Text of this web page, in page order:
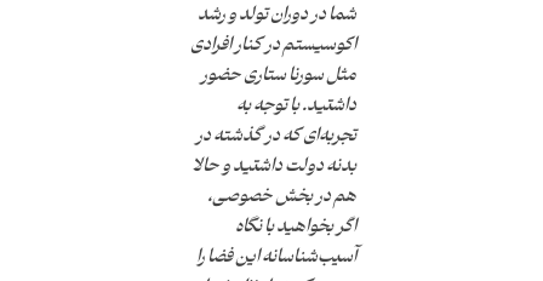
شما در دوران تولد و رشد
اکوسیستم در کنار افرادی
مثل سورنا ستاری حضور
داشتید. با توجه به
تجربه‌ای که در گذشته در
بدنه دولت داشتید و حالا
هم در بخش خصوصی،
اگر بخواهید با نگاه
آسیب‌شناسانه این فضا را